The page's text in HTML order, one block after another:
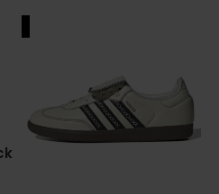
NEW BALANCE 550
NEW BALANCE 9060